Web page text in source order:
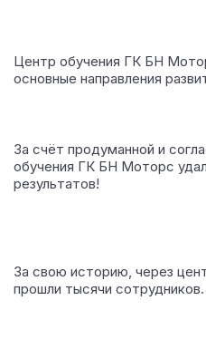
Центр обучения ГК БН
основные направления
За счёт продуманной и
обучения ГК БН Моторс
результатов!
За свою историю, через
прошли тысячи сотрудников.